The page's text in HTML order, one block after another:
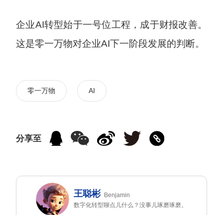
企业AI转型始于一号位工程，成于财报改善。
这是零一万物对企业AI下一阶段发展的判断。
零一万物 AI
分享至
王聪彬 Benjamin
数字化转型聊点儿什么？没事儿琢磨琢磨。